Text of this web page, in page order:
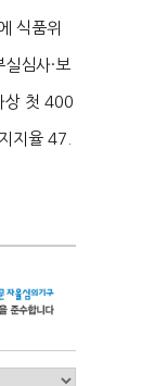
식품위
심사·보
상 첫 400
지율 47.